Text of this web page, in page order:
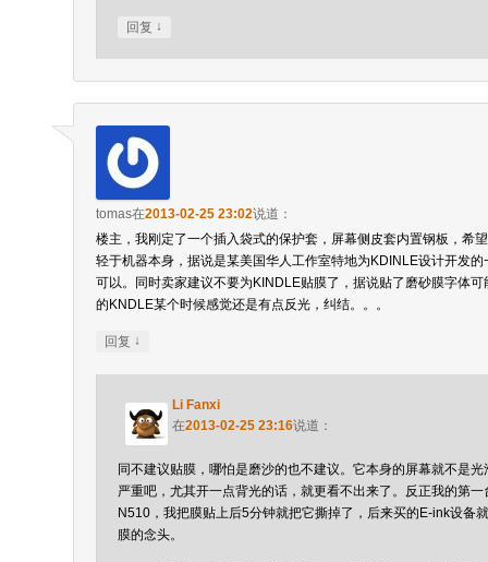
回复 ↓
tomas在2013-02-25 23:02说道：
楼主，我刚定了一个插入袋式的保护套，屏幕侧皮套内置钢板，希
轻于机器本身，据说是某美国华人工作室特地为KDINLE设计开发
可以。同时卖家建议不要为KINDLE贴膜了，据说贴了磨砂膜字体
的KNDLE某个时候感觉还是有点反光，纠结。。。
回复 ↓
Li Fanxi
在2013-02-25 23:16说道：
同不建议贴膜，哪怕是磨沙的也不建议。它本身的屏幕就不是
严重吧，尤其开一点背光的话，就更看不出来了。反正我的第
N510，我把膜贴上后5分钟就把它撕掉了，后来买的E-ink设备
膜的念头。